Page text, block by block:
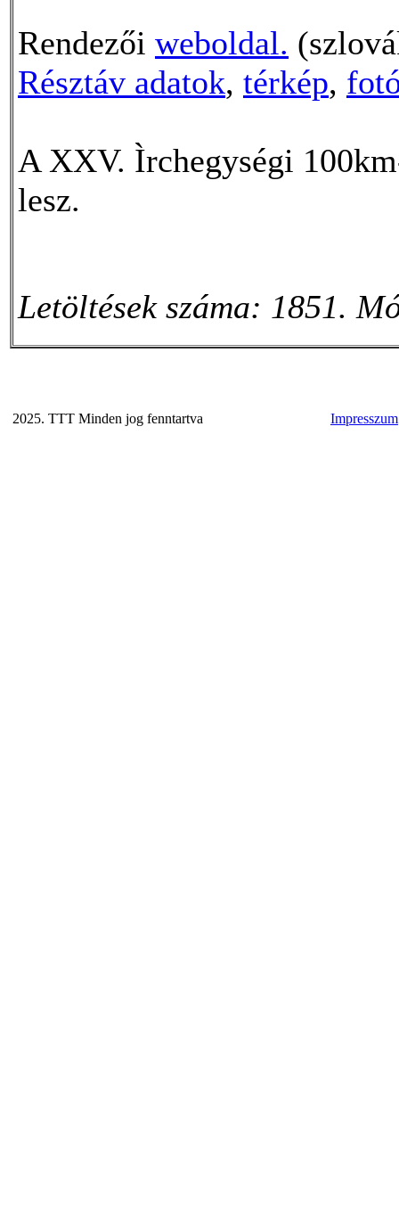
Rendezői weboldal.
Résztáv adatok, térkép,
A XXV. Ìrchegységi
lesz.
Letöltések száma: 1851.
2025. TTT Minden jog fenntartva Impresszum